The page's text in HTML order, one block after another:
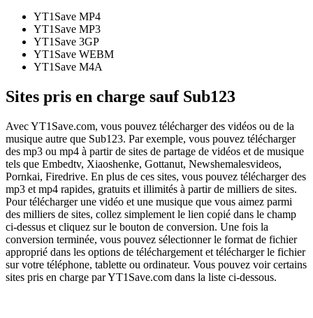
YT1Save MP4
YT1Save MP3
YT1Save 3GP
YT1Save WEBM
YT1Save M4A
Sites pris en charge sauf Sub123
Avec YT1Save.com, vous pouvez télécharger des vidéos ou de la
musique autre que Sub123. Par exemple, vous pouvez télécharger
des mp3 ou mp4 à partir de sites de partage de vidéos et de musique
tels que Embedtv, Xiaoshenke, Gottanut, Newshemalesvideos,
Pornkai, Firedrive. En plus de ces sites, vous pouvez télécharger des
mp3 et mp4 rapides, gratuits et illimités à partir de milliers de sites.
Pour télécharger une vidéo et une musique que vous aimez parmi
des milliers de sites, collez simplement le lien copié dans le champ
ci-dessus et cliquez sur le bouton de conversion. Une fois la
conversion terminée, vous pouvez sélectionner le format de fichier
approprié dans les options de téléchargement et télécharger le fichier
sur votre téléphone, tablette ou ordinateur. Vous pouvez voir certains
sites pris en charge par YT1Save.com dans la liste ci-dessous.